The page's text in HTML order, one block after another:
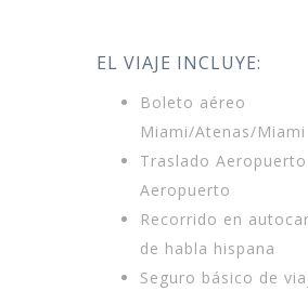
​​​EL VIAJE INCLUYE:
Boleto aéreo
Miami/Atenas/Miami
Traslado
Aeropuerto
Recorrido en
de habla hispana
Seguro básico de